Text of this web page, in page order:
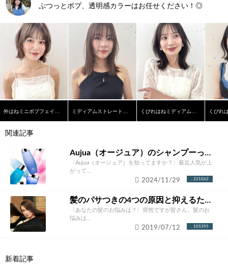
ぷつっとボブ、透明感カラーはお任せください！◎
外はねミニボブフェイスレイヤー柔らかベージュ ミディアムストレートフェイスレイヤー柔らかベージュ くびれはねミディアムシースルーバンググレージュ
関連記事
Aujua（オージュア）のシャンプーって本当にいいの？ソムリエが徹底解説！
〈Aujua（オージュア）を知ってますか？〉最近人気が上
がって...
221062
2024/11/29
髪のパサつきの4つの原因と抑えるための改善方法とは？あなたにあったケア方法をご紹介！
〈あなたの髪のお悩みは？〉突然ですが皆さん、髪のお
悩みは...
105395
2019/07/12
新着記事